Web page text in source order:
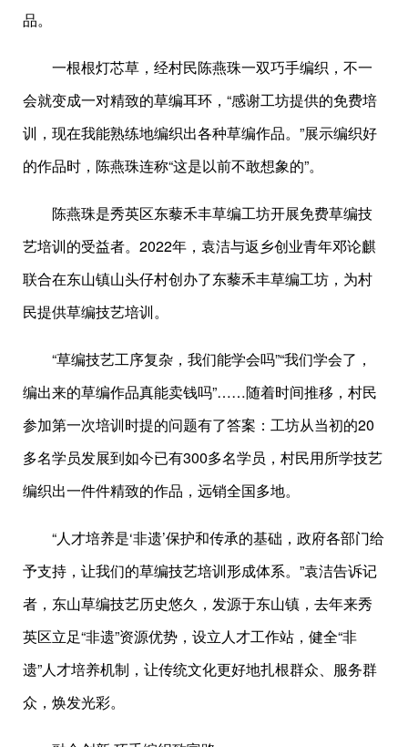
品。
一根根灯芯草，经村民陈燕珠一双巧手编织，不一
会就变成一对精致的草编耳环，“感谢工坊提供的免费培
训，现在我能熟练地编织出各种草编作品。”展示编织好
的作品时，陈燕珠连称“这是以前不敢想象的”。
陈燕珠是秀英区东藜禾丰草编工坊开展免费草编技
艺培训的受益者。2022年，袁洁与返乡创业青年邓论麒
联合在东山镇山头仔村创办了东藜禾丰草编工坊，为村
民提供草编技艺培训。
“草编技艺工序复杂，我们能学会吗”“我们学会了，
编出来的草编作品真能卖钱吗”……随着时间推移，村民
参加第一次培训时提的问题有了答案：工坊从当初的20
多名学员发展到如今已有300多名学员，村民用所学技艺
编织出一件件精致的作品，远销全国多地。
“人才培养是‘非遗’保护和传承的基础，政府各部门给
予支持，让我们的草编技艺培训形成体系。”袁洁告诉记
者，东山草编技艺历史悠久，发源于东山镇，去年来秀
英区立足“非遗”资源优势，设立人才工作站，健全“非
遗”人才培养机制，让传统文化更好地扎根群众、服务群
众，焕发光彩。